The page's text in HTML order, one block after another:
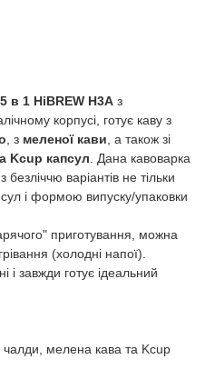
в 1 HiBREW H3A з
корпусі, готує каву з
, з меленої кави , а також зі
Kcup капсул . Дана кавоварка
варіантів не тільки
і формою випуску/упаковки
приготування, можна
(холодні напої).
і завжди готує ідеальний
мелена кава та Kcup